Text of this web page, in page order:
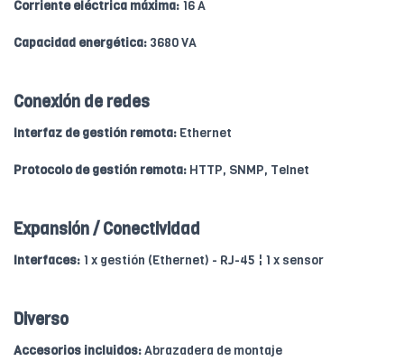
Corriente eléctrica máxima: 16 A
Capacidad energética: 3680 VA
Conexión de redes
Interfaz de gestión remota: Ethernet
Protocolo de gestión remota: HTTP, SNMP, Telnet
Expansión / Conectividad
Interfaces: 1 x gestión (Ethernet) - RJ-45 ¦ 1 x sensor
Diverso
Accesorios incluidos:Abrazadera de montaje